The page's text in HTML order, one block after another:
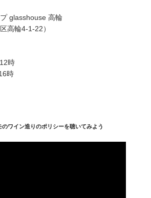
glasshouse 高輪
高輪4-1-22）
時
時
のワイン造りのポリシーを聴いてみよう